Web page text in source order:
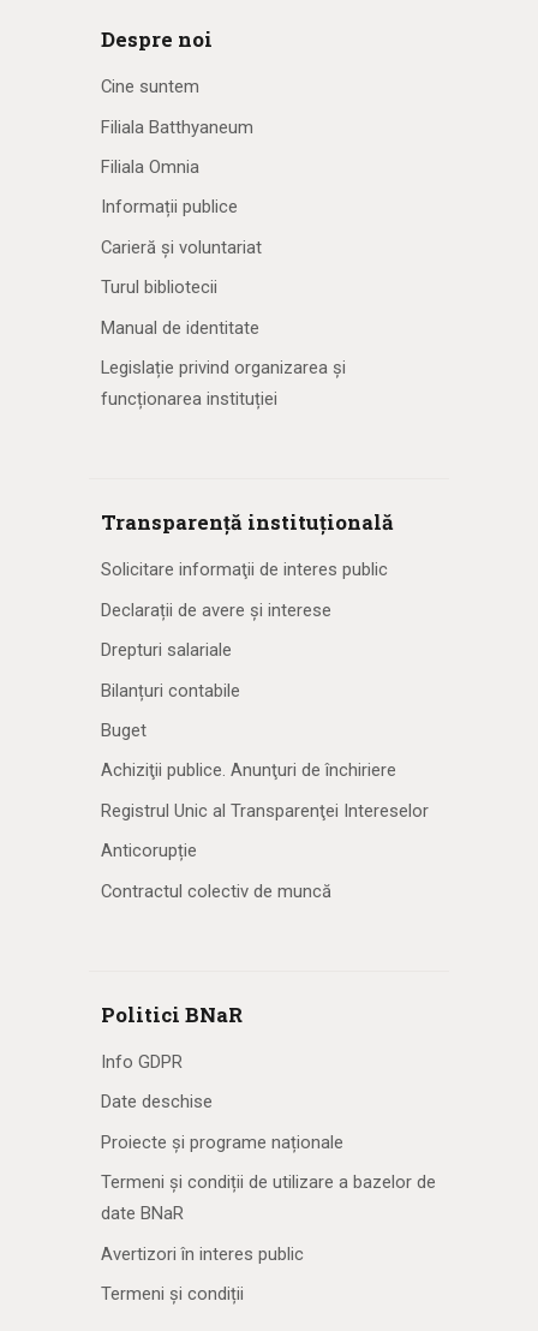
Despre noi
Cine suntem
Filiala Batthyaneum
Filiala Omnia
Informații publice
Carieră și voluntariat
Turul bibliotecii
Manual de identitate
Legislație privind organizarea și
funcționarea instituției
Transparență instituțională
Solicitare informaţii de interes public
Declarații de avere și interese
Drepturi salariale
Bilanțuri contabile
Buget
Achiziţii publice. Anunţuri de închiriere
Registrul Unic al Transparenţei Intereselor
Anticorupție
Contractul colectiv de muncă
Politici BNaR
Info GDPR
Date deschise
Proiecte și programe naționale
Termeni și condiții de utilizare a bazelor de
date BNaR
Avertizori în interes public
Termeni și condiții